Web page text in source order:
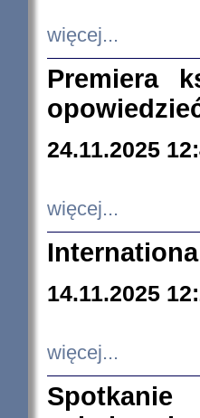
więcej...
Premiera
24.11.2025
więcej...
14.11.2025
więcej...